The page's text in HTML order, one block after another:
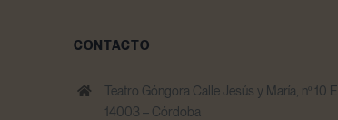
CONTACTO
Teatro Góngora Calle Jesús y María, nº 10 E
14003 – Córdoba